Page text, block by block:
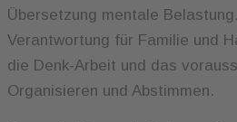
Übersetzung mentale
Verantwortung für Familie und
die Denk-Arbeit und das
Organisieren und Abstimmen.